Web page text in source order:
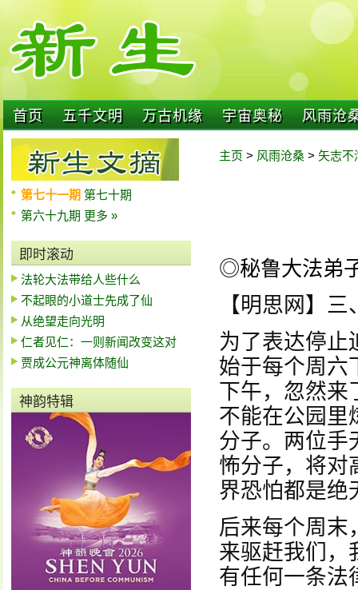
首页 五千文明 万古机缘 宇宙奥秘 风雨沧
第七十一期 第七十期
第六十九期 更多 »
即时滚动
法轮大法带给人些什么
不起眼的小道士先成了仙
从绝望走向光明
仁者见仁：一则新闻改变这对
贾成公元神离体随仙
神韵特辑
主页 > 风雨沧桑 > 矢志不
◎秘鲁大法弟
【明思网】
为了表达停止
始于每个周六
下午，忽然来
不能在公园里
分子。两位手
怖分子，将对
界恐怕都是绝
后来每个周末
来驱赶我们，
有任何一条法